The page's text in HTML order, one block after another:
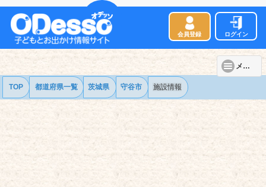
会員登録 ログイン
メニュー
TOP 都道府県一覧 茨城県 守谷市 施設情報